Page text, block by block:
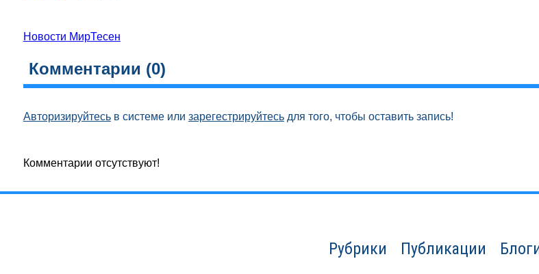
Новости МирТесен
Комментарии (0)
Авторизируйтесьв системе или зарегестрируйтесьдля того, чтобы оставить запись!
Комментарии отсутствуют!
Рубрики Публикации